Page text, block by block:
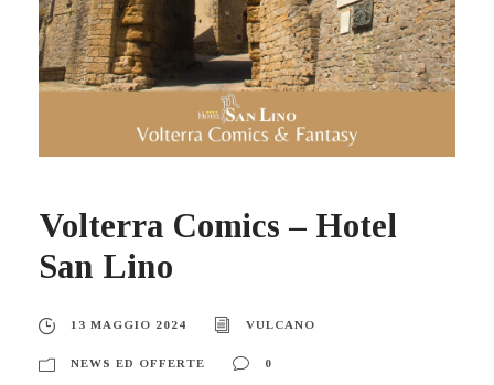
Volterra Comics – Hotel
San Lino
13 MAGGIO 2024 VULCANO
NEWS ED OFFERTE 0